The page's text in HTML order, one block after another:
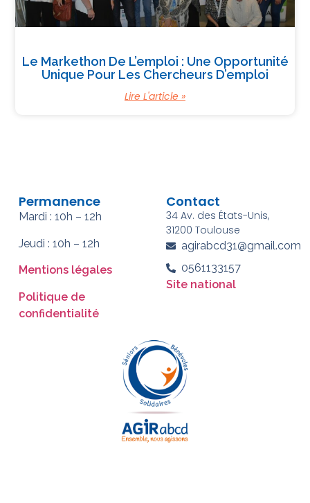
Le Markethon De L’emploi : Une Opportunité
Unique Pour Les Chercheurs D’emploi
Lire L'article »
Permanence
Mardi : 10h – 12h
Jeudi : 10h – 12h
Mentions légales
Politique de
confidentialité
Contact
34 Av. des États-Unis,
31200 Toulouse
agirabcd31@gmail.com
0561133157
Site national